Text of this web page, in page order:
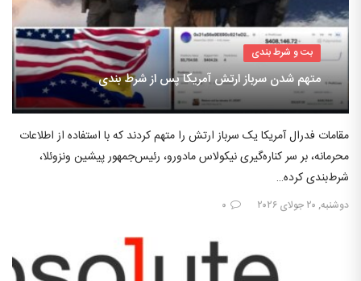
بت و شرط بندی
متهم شدن سرباز ارتش آمریکا پس از شرط بندی
مقامات فدرال آمریکا یک سرباز ارتش را متهم کردند که با استفاده از اطلاعات
محرمانه، بر سر کناره‌گیری نیکولاس مادورو، رئیس‌جمهور پیشین ونزوئلا،
شرط‌بندی کرده…
دوشنبه, ۲۰ جولای ۲۰۲۶ ۰